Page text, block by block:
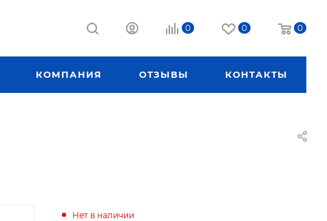
0 0 0
КОМПАНИЯ ОТЗЫВЫ КОНТАКТЫ
Нет в наличии